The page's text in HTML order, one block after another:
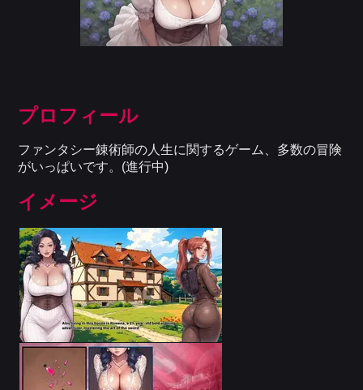
プロフィール
ファンタシー錬術師の人生に関するゲーム、多数の冒険
がいっぱいです。(進行中)
イメージ